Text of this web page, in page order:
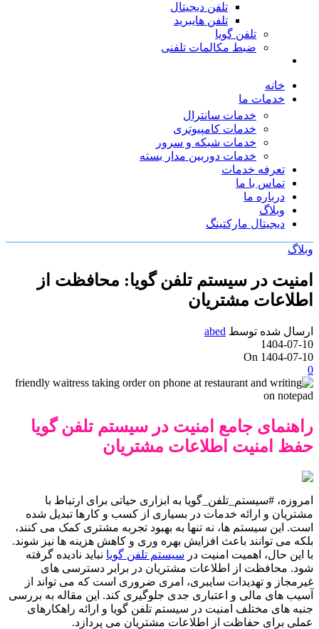
تلفن دیجیتال
تلفن هایبرید
تلفن گویا
ضبط مکالمات تلفنی
خانه
خدمات ما
خدمات سانترال
خدمات کامپیوتری
خدمات شبکه و سرور
خدمات دوربین مدار بسته
تعرفه خدمات
تماس با ما
درباره ما
وبلاگ
دیجیتال مارکتینگ
وبلاگ
امنیت در سیستم تلفن گویا: محافظت از
اطلاعات مشتریان
ارسال شده توسط abed
1404-07-10
On 1404-07-10
0
راهنمای جامع امنیت در سیستم تلفن گویا
حفظ امنیت اطلاعات مشتریان
امروزه، #سیستم_تلفن_گویا به ابزاری حیاتی برای ارتباط با
مشتریان و ارائه خدمات در بسیاری از کسب و کارها تبدیل شده
است. این سیستم ها، نه تنها به بهبود تجربه مشتری کمک می کنند،
بلکه می توانند باعث افزایش بهره وری و کاهش هزینه ها نیز شوند.
با این حال، اهمیت امنیت در سیستم تلفن گویا نباید نادیده گرفته
شود. محافظت از اطلاعات مشتریان در برابر دسترسی های
غیرمجاز و تهدیدات سایبری، امری ضروری است که می تواند از
آسیب های مالی و اعتباری جدی جلوگیری کند. این مقاله به بررسی
جنبه های مختلف امنیت در سیستم تلفن گویا و ارائه راهکارهای
عملی برای حفاظت از اطلاعات مشتریان می پردازد.